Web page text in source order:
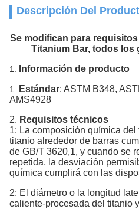
Descripción Del
Se modifican para
Titanium Bar, todos los
1. Información de producto
1. Estándar: ASTM B348,
AMS4928
2. Requisitos técnicos
1: La composición química
titanio alrededor de barras
de GB/T 3620,1, y cuando se
repetida, la desviación
química cumplirá con las
2: El diámetro o la longitud
caliente-procesada del titanio